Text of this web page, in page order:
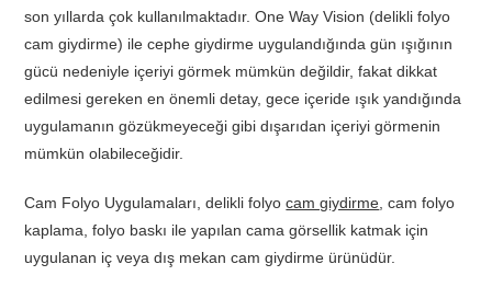
son yıllarda çok kullanılmaktadır. One Way Vision (delikli folyo
cam giydirme) ile cephe giydirme uygulandığında gün ışığının
gücü nedeniyle içeriyi görmek mümkün değildir, fakat dikkat
edilmesi gereken en önemli detay, gece içeride ışık yandığında
uygulamanın gözükmeyeceği gibi dışarıdan içeriyi görmenin
mümkün olabileceğidir.
Cam Folyo Uygulamaları, delikli folyocam giydirme , cam folyo
kaplama, folyo baskı ile yapılan cama görsellik katmak için
uygulanan iç veya dış mekan cam giydirme ürünüdür.